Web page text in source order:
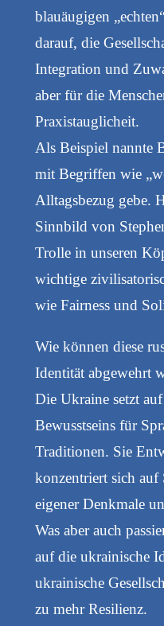
blauäugigen
darauf, die
Integration und
aber für die
Praxistauglicheit.
Als Beispiel nannte
mit Begriffen wie
Alltagsbezug gebe.
Sinnbild von
Trolle in unseren
wichtige
wie Fairness und
Wie können diese
Identität abgewehrt
Die Ukraine setzt
Bewusstseins für
Traditionen. Sie
konzentriert sich auf
eigener Denkmale
Was aber auch
auf die ukrainische
ukrainische
zu mehr Resilienz.